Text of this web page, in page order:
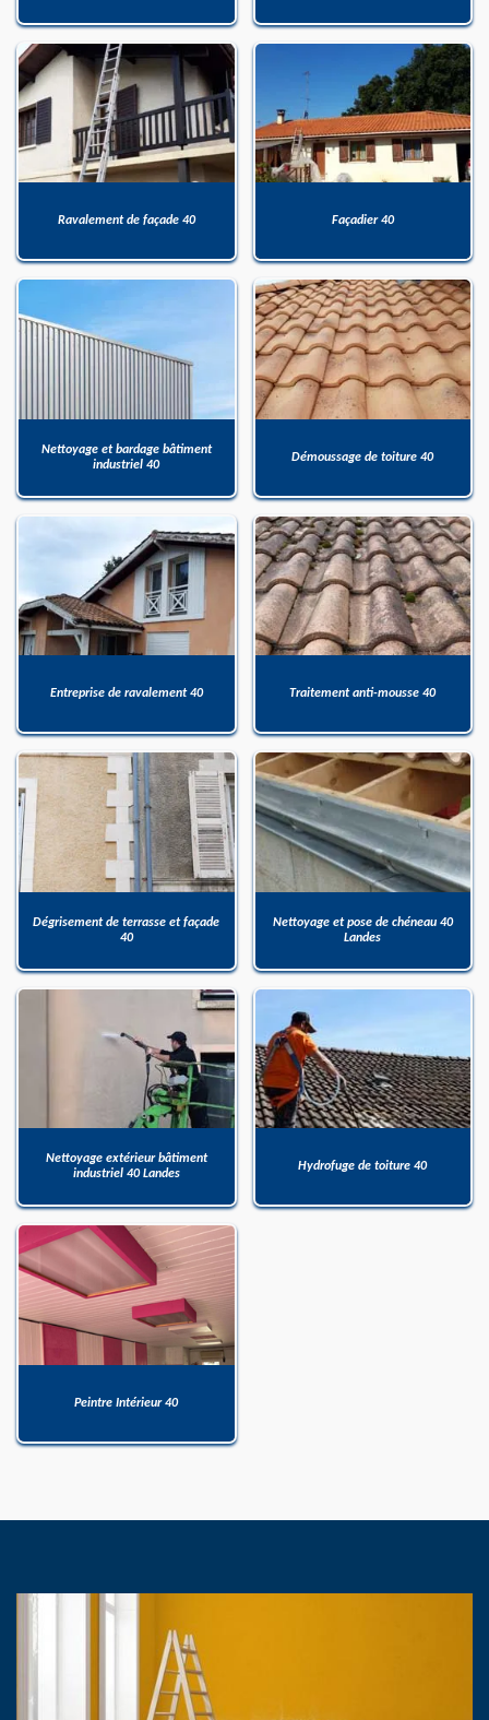
Ravalement de façade 40 Façadier 40
Nettoyage et bardage bâtiment
industriel 40
Démoussage de toiture 40
Entreprise de ravalement 40 Traitement anti-mousse 40
Dégrisement de terrasse et façade
40
Nettoyage et pose de chéneau 40
Landes
Nettoyage extérieur bâtiment
industriel 40 Landes
Hydrofuge de toiture 40
Peintre Intérieur 40